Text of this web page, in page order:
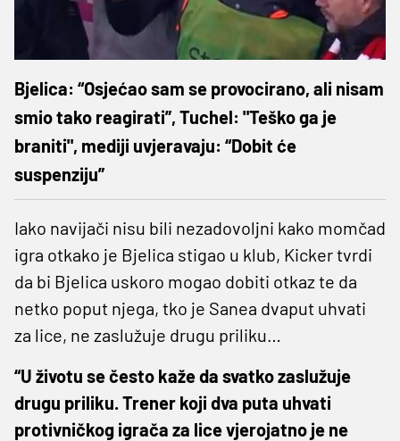
Bjelica: “Osjećao sam se provocirano, ali nisam
smio tako reagirati”, Tuchel: "Teško ga je
braniti", mediji uvjeravaju: “Dobit će
suspenziju”
Iako navijači nisu bili nezadovoljni kako momčad
igra otkako je Bjelica stigao u klub, Kicker tvrdi
da bi Bjelica uskoro mogao dobiti otkaz te da
netko poput njega, tko je Sanea dvaput uhvati
za lice, ne zaslužuje drugu priliku…
“U životu se često kaže da svatko zaslužuje
drugu priliku. Trener koji dva puta uhvati
protivničkog igrača za lice vjerojatno je ne